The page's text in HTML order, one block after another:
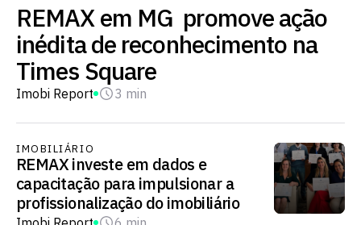
REMAX em MG promove ação
inédita de reconhecimento na
Times Square
Imobi Report 3 min
IMOBILIÁRIO
REMAX investe em dados e
capacitação para impulsionar a
profissionalização do imobiliário